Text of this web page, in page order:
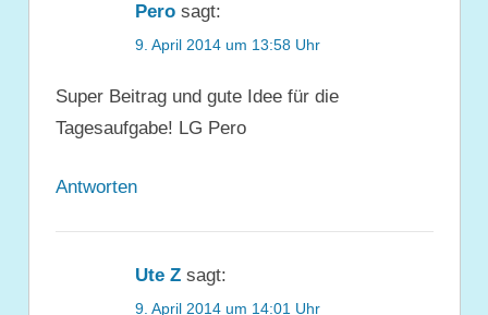
Pero sagt:
9. April 2014 um 13:58 Uhr
Super Beitrag und gute Idee für die
Tagesaufgabe! LG Pero
Antworten
Ute Z sagt:
9. April 2014 um 14:01 Uhr